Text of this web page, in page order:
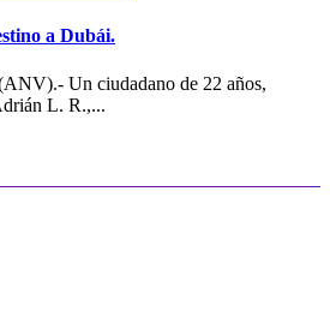
a Dubái.
Un ciudadano de 22 años,
L. R.,...